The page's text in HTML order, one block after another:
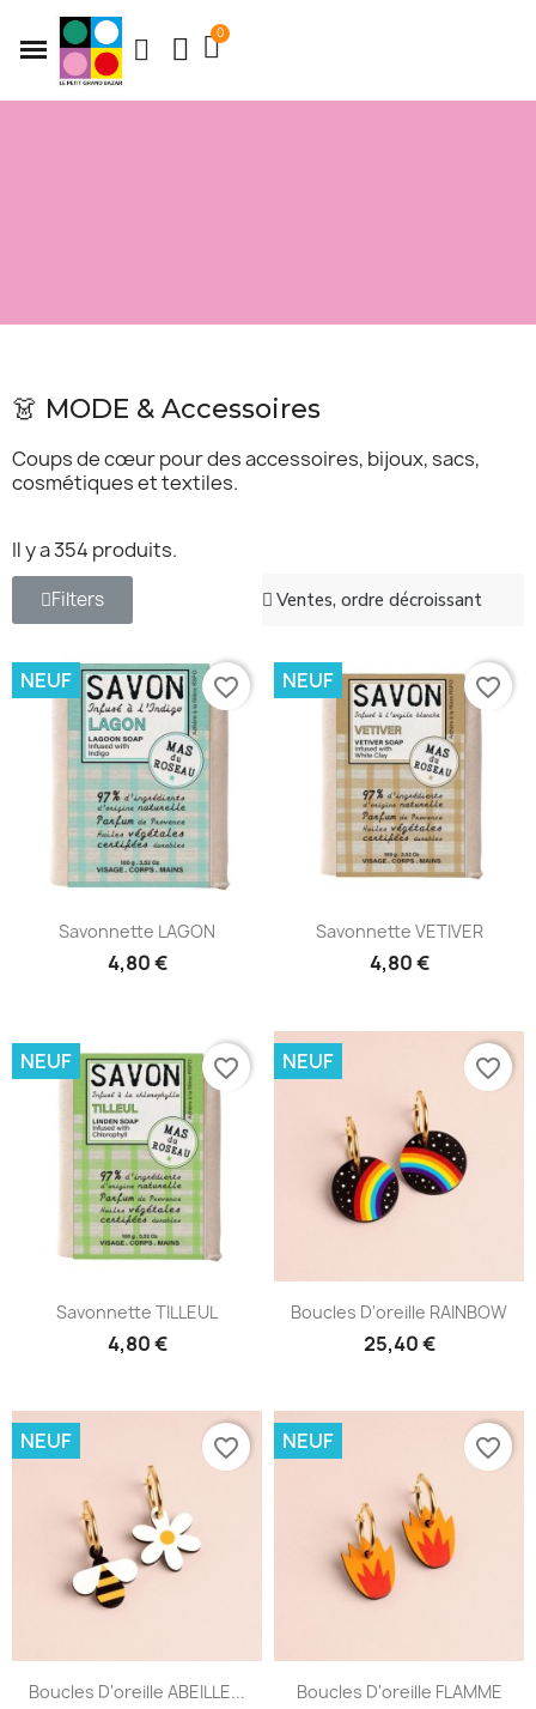
👗 MODE & Accessoires
Coups de cœur pour des accessoires, bijoux, sacs,
cosmétiques et textiles.
Il y a 354 produits.
Filters
Savonnette LAGON
4,80 €
NEUF favorite_border
Savonnette VETIVER
4,80 €
NEUF favorite_border
Savonnette TILLEUL
4,80 €
NEUF favorite_border
Boucles D'oreille RAINBOW
25,40 €
NEUF favorite_border
Boucles D'oreille ABEILLE...
NEUF favorite_border
Boucles D'oreille FLAMME
NEUF favorite_border